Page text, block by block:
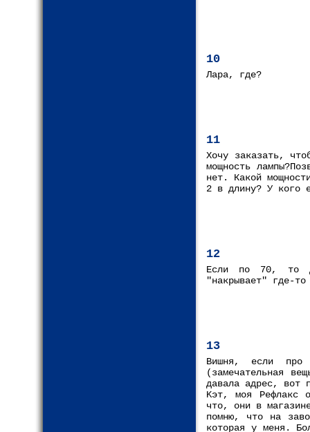
10
Лара, где?
11
Хочу заказать,
мощность
нет. Какой
2 в длину? У кого
12
Если по 70, то
"накрывает" где-
13
Вишня, если
(замечательная
давала адрес, вот
Kэт, моя Рефлакс
что, они в
помню, что на
которая у меня.